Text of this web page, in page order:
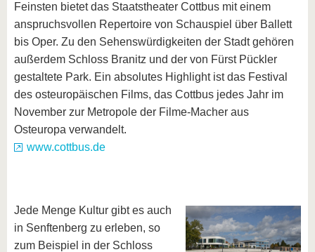
Feinsten bietet das Staatstheater Cottbus mit einem
anspruchsvollen Repertoire von Schauspiel über Ballett
bis Oper. Zu den Sehenswürdigkeiten der Stadt gehören
außerdem Schloss Branitz und der von Fürst Pückler
gestaltete Park. Ein absolutes Highlight ist das Festival
des osteuropäischen Films, das Cottbus jedes Jahr im
November zur Metropole der Filme-Macher aus
Osteuropa verwandelt.
www.cottbus.de
Jede Menge Kultur gibt es auch
in Senftenberg zu erleben, so
zum Beispiel in der Schloss